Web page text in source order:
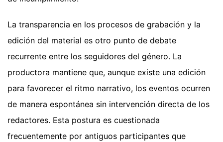
La transparencia en los procesos de grabación y la
edición del material es otro punto de debate
recurrente entre los seguidores del género. La
productora mantiene que, aunque existe una edición
para favorecer el ritmo narrativo, los eventos ocurren
de manera espontánea sin intervención directa de los
redactores. Esta postura es cuestionada
frecuentemente por antiguos participantes que